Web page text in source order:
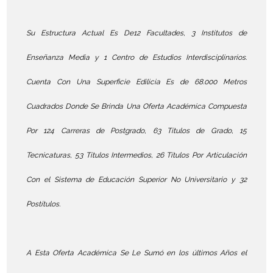
Su Estructura Actual Es De12 Facultades, 3 Institutos de
Enseñanza Media y 1 Centro de Estudios Interdisciplinarios.
Cuenta Con Una Superficie Edilicia Es de 68.000 Metros
Cuadrados Donde Se Brinda Una Oferta Académica Compuesta
Por 124 Carreras de Postgrado, 63 Títulos de Grado, 15
Tecnicaturas, 53 Títulos Intermedios, 26 Títulos Por Articulación
Con el Sistema de Educación Superior No Universitario y 32
Postítulos.
A Esta Oferta Académica Se Le Sumó en los últimos Años el